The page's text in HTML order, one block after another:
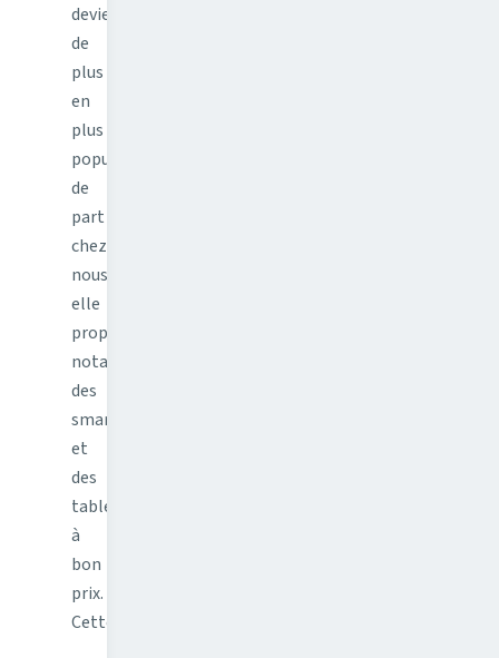
devient
de
plus
en
plus
populaire
de
part
chez
nous,
elle
propose
notamment
des
smartphones
et
des
tablettes
à
bon
prix.
Cette…